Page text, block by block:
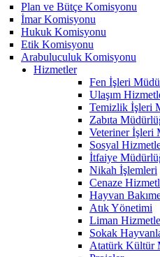
Plan ve Bütçe Komisyonu
İmar Komisyonu
Hukuk Komisyonu
Etik Komisyonu
Arabuluculuk Komisyonu
Hizmetler
Fen İşleri
Ulaşım
Temizlik İşleri
Zabıta
Veteriner İşleri
Sosyal
İtfaiye
Nikah İşlemleri
Cenaze
Hayvan
Atık Yönetimi
Liman
Sokak
Atatürk Kültür